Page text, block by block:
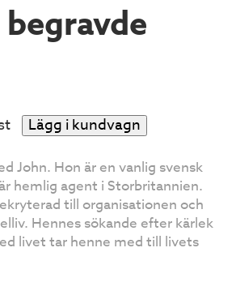
Lägg i kundvagn
John. Hon är en vanlig svensk
hemlig agent i Storbritannien.
till organisationen och
Hennes sökande efter kärlek
livet tar henne med till livets